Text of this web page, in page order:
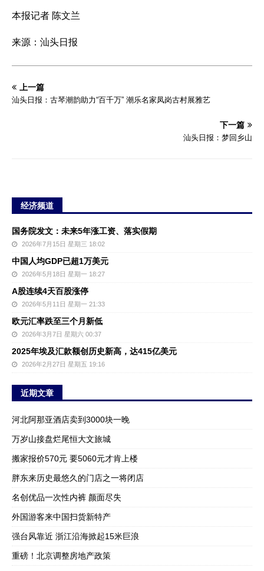
本报记者 陈文兰
来源：汕头日报
上一篇
汕头日报：古琴潮韵助力“百千万” 潮乐名家凤岗古村展雅艺
下一篇
汕头日报：梦回乡山
经济频道
国务院发文：未来5年涨工资、落实假期
2026年7月15日 星期三 18:02
中国人均GDP已超1万美元
2026年5月18日 星期一 18:27
A股连续4天百股涨停
2026年5月11日 星期一 21:33
欧元汇率跌至三个月新低
2026年3月7日 星期六 00:37
2025年埃及汇款额创历史新高，达415亿美元
2026年2月27日 星期五 19:16
近期文章
河北阿那亚酒店卖到3000块一晚
万岁山接盘烂尾恒大文旅城
搬家报价570元 要5060元才肯上楼
胖东来历史最悠久的门店之一将闭店
名创优品一次性内裤 颜面尽失
外国游客来中国扫货新特产
强台风靠近 浙江沿海掀起15米巨浪
重磅！北京调整房地产政策